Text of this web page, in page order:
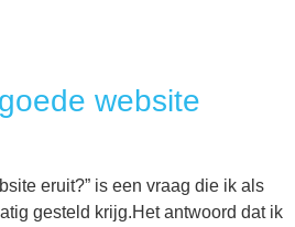
website
eruit?” is een vraag die ik als
gesteld krijg.Het antwoord dat ik